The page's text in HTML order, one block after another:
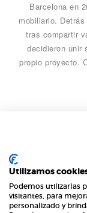
Barcelona en
mobiliario.
tras compartir
decidieron unir
propio proyecto.
Utilizamos
Podemos utilizarlas
visitantes, para
personalizado y